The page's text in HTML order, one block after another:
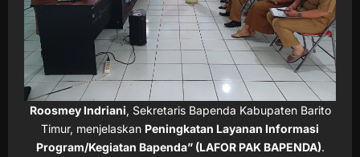
Roosmey Indriani, Sekretaris Bapenda Kabupaten Barito
Timur, menjelaskan Peningkatan Layanan Informasi
Program/Kegiatan Bapenda” (LAFOR PAK BAPENDA).